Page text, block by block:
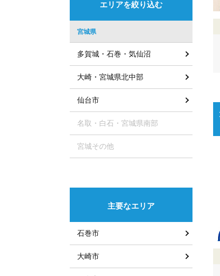
エリアを絞り込む
宮城県
多賀城・石巻・気仙沼
大崎・宮城県北中部
仙台市
名取・白石・宮城県南部
宮城その他
主要なエリア
石巻市
大崎市